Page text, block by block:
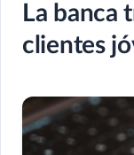
La banca
clientes